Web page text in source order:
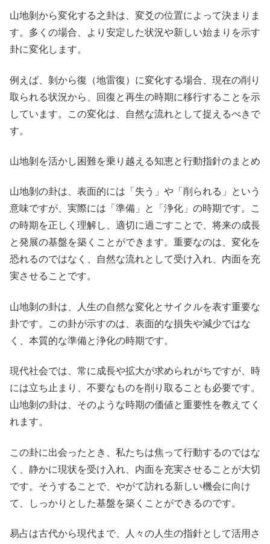
山地剝から変化する之卦は、変爻の位置によって決まりま
す。多くの場合、より安定した状況や新しい始まりを示す
卦に変化します。
例えば、剝から復（地雷復）に変化する場合、現在の削り
取られる状況から、回復と再生の時期に移行することを示
しています。この変化は、自然な流れとして捉えるべきで
す。
山地剝を活かし困難を乗り越える知恵と行動指針のまとめ
山地剝の卦は、表面的には「失う」や「削られる」という
意味ですが、実際には「準備」と「浄化」の時期です。こ
の時期を正しく理解し、適切に過ごすことで、将来の成長
と発展の基盤を築くことができます。重要なのは、変化を
恐れるのではなく、自然な流れとして受け入れ、内面を充
実させることです。
山地剝の卦は、人生の自然な変化とサイクルを表す重要な
卦です。この卦が示すのは、表面的な損失や減少ではな
く、本質的な準備と浄化の時期です。
現代社会では、常に成長や拡大が求められがちですが、時
には立ち止まり、不要なものを削り取ることも必要です。
山地剝の卦は、そのような時期の価値と重要性を教えてく
れます。
この卦に出会ったとき、私たちは焦って行動するのではな
く、静かに現状を受け入れ、内面を充実させることが大切
です。そうすることで、やがて訪れる新しい機会に向け
て、しっかりとした基盤を築くことができるのです。
易占は古代から現代まで、人々の人生の指針として活用さ